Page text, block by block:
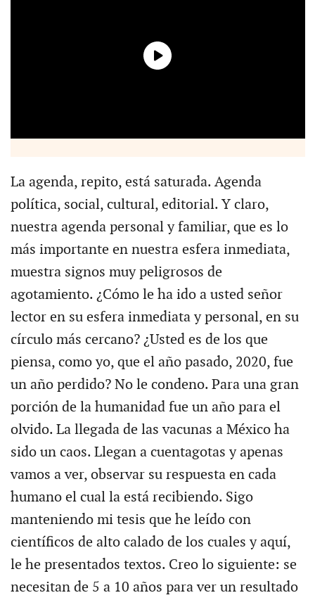
La agenda, repito, está saturada. Agenda
política, social, cultural, editorial. Y claro,
nuestra agenda personal y familiar, que es lo
más importante en nuestra esfera inmediata,
muestra signos muy peligrosos de
agotamiento. ¿Cómo le ha ido a usted señor
lector en su esfera inmediata y personal, en su
círculo más cercano? ¿Usted es de los que
piensa, como yo, que el año pasado, 2020, fue
un año perdido? No le condeno. Para una gran
porción de la humanidad fue un año para el
olvido. La llegada de las vacunas a México ha
sido un caos. Llegan a cuentagotas y apenas
vamos a ver, observar su respuesta en cada
humano el cual la está recibiendo. Sigo
manteniendo mi tesis que he leído con
científicos de alto calado de los cuales y aquí,
le he presentados textos. Creo lo siguiente: se
necesitan de 5 a 10 años para ver un resultado